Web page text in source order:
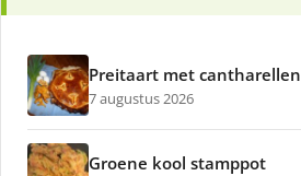
Preitaart met cantharellen
7 augustus 2026
Groene kool stamppot